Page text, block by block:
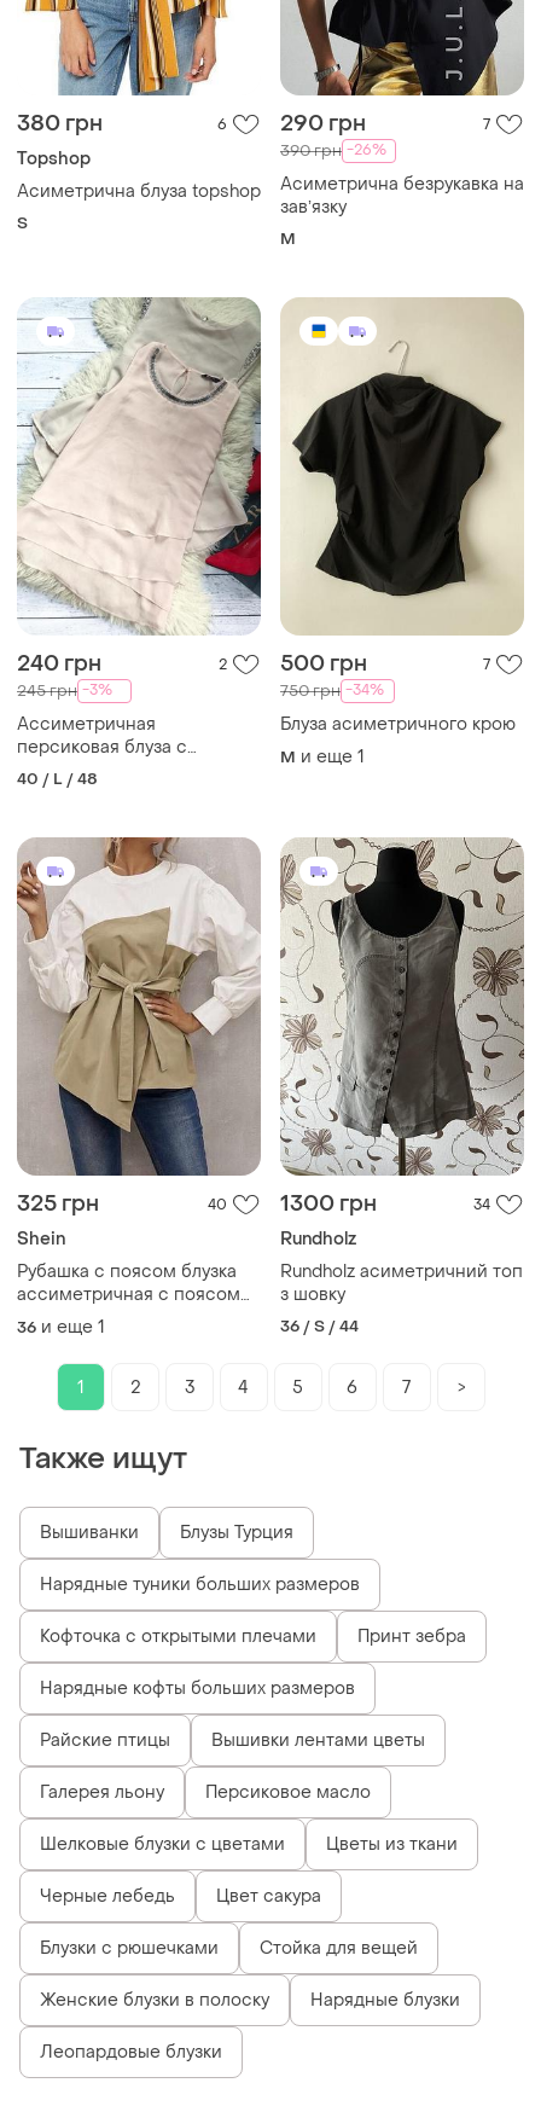
380 грн 6
Topshop
Асиметрична блуза topshop
S
290 грн 7
390 грн -26%
Асиметрична безрукавка на
завʼязку
M
240 грн 2
245 грн -3%
Ассиметричная
персиковая блуза с
украшением newlook
40 / L / 48
500 грн 7
750 грн -34%
Блуза асиметричного крою
M и еще 1
325 грн 40
Shein
Рубашка с поясом блузка
ассиметричная с поясом
shein блуза асиметрична
молоко+беж рубашка
базовая
36 и еще 1
1300 грн 34
Rundholz
Rundholz асиметричний топ
з шовку
36 / S / 44
1 2 3 4 5 6 7 >
Также ищут
Вышиванки Блузы Турция
Нарядные туники больших размеров
Кофточка с открытыми плечами Принт зебра
Нарядные кофты больших размеров
Райские птицы Вышивки лентами цветы
Галерея льону Персиковое масло
Шелковые блузки с цветами Цветы из ткани
Черные лебедь Цвет сакура
Блузки с рюшечками Стойка для вещей
Женские блузки в полоску Нарядные блузки
Леопардовые блузки